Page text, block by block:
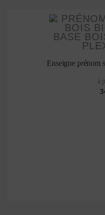
Enseigne prénom
à